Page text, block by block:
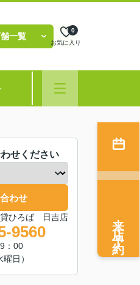
一覧
お気に入り
0
せください
わせ
ひろば 日吉店
9560
：00
曜日）
来店予約